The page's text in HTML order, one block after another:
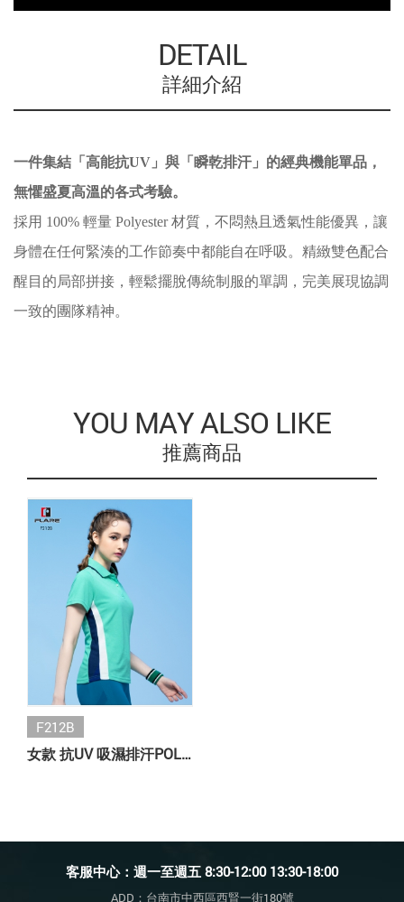
DETAIL
詳細介紹
一件集結「高能抗UV」與「瞬乾排汗」的經典機能單品，
無懼盛夏高溫的各式考驗。
採用 100% 輕量 Polyester 材質，不悶熱且透氣性能優異，讓
身體在任何緊湊的工作節奏中都能自在呼吸。精緻雙色配合
醒目的局部拼接，輕鬆擺脫傳統制服的單調，完美展現協調
一致的團隊精神。
YOU MAY ALSO LIKE
推薦商品
F212B
女款 抗UV 吸濕排汗POLO衫
客服中心：週一至週五 8:30-12:00 13:30-18:00
ADD：台南市中西區西賢一街180號